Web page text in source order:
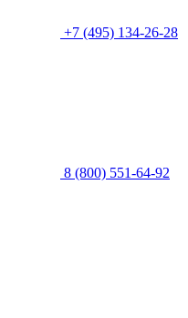
+7 (495) 134-26-28
8 (800) 551-64-92